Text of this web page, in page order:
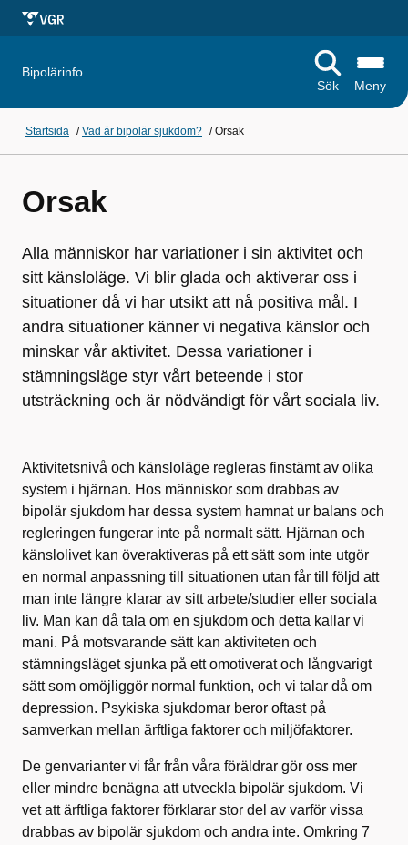
Bipolärinfo
Sök
Meny
Startsida /Vad är bipolär sjukdom? /Orsak
Orsak
Alla människor har variationer i sin aktivitet och
sitt känsloläge. Vi blir glada och aktiverar oss i
situationer då vi har utsikt att nå positiva mål. I
andra situationer känner vi negativa känslor och
minskar vår aktivitet. Dessa variationer i
stämningsläge styr vårt beteende i stor
utsträckning och är nödvändigt för vårt sociala liv.
Aktivitetsnivå och känsloläge regleras finstämt av olika
system i hjärnan. Hos människor som drabbas av
bipolär sjukdom har dessa system hamnat ur balans och
regleringen fungerar inte på normalt sätt. Hjärnan och
känslolivet kan överaktiveras på ett sätt som inte utgör
en normal anpassning till situationen utan får till följd att
man inte längre klarar av sitt arbete/studier eller sociala
liv. Man kan då tala om en sjukdom och detta kallar vi
mani. På motsvarande sätt kan aktiviteten och
stämningsläget sjunka på ett omotiverat och långvarigt
sätt som omöjliggör normal funktion, och vi talar då om
depression. Psykiska sjukdomar beror oftast på
samverkan mellan ärftliga faktorer och miljöfaktorer.
De genvarianter vi får från våra föräldrar gör oss mer
eller mindre benägna att utveckla bipolär sjukdom. Vi
vet att ärftliga faktorer förklarar stor del av varför vissa
drabbas av bipolär sjukdom och andra inte. Omkring 7